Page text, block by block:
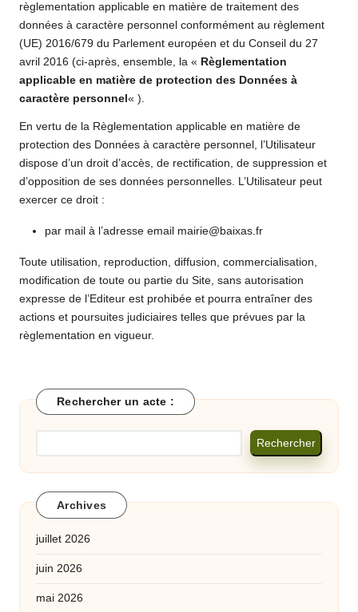
règlementation applicable en matière de traitement des
données à caractère personnel conformément au règlement
(UE) 2016/679 du Parlement européen et du Conseil du 27
avril 2016 (ci-après, ensemble, la « Règlementation
applicable en matière de protection des Données à
caractère personnel « ).
En vertu de la Règlementation applicable en matière de
protection des Données à caractère personnel, l’Utilisateur
dispose d’un droit d’accès, de rectification, de suppression et
d’opposition de ses données personnelles. L’Utilisateur peut
exercer ce droit :
par mail à l’adresse email mairie@baixas.fr
Toute utilisation, reproduction, diffusion, commercialisation,
modification de toute ou partie du Site , sans autorisation
expresse de l’Editeur est prohibée et pourra entraîner des
actions et poursuites judiciaires telles que prévues par la
règlementation en vigueur.
Rechercher un acte :
Rechercher
Archives
juillet 2026
juin 2026
mai 2026